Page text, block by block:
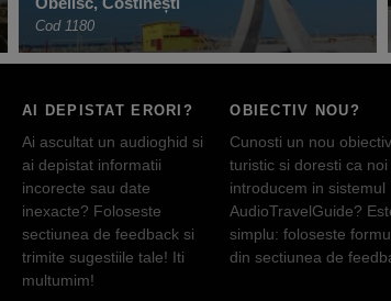
Cod 1180
AI DEPISTAT ERORI?
Ai ascultat un audioghid si
ai depistat informatii
incorecte sau date
inexacte? Foloseste
sectiunea de feedback si
trimite sugestiile tale! Iti
multumim!
OBIECTIV NOU?
Cunosti un nou obiectiv
turistic si doresti ca noi
introducem in sistemul
AudioTravelGuide?
simplu: foloseste
din sectiunea de